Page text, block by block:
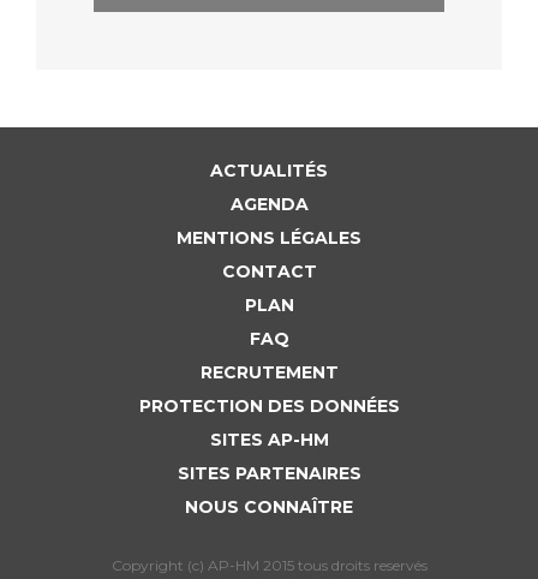
ACTUALITÉS
AGENDA
MENTIONS LÉGALES
CONTACT
PLAN
FAQ
RECRUTEMENT
PROTECTION DES DONNÉES
SITES AP-HM
SITES PARTENAIRES
NOUS CONNAÎTRE
Copyright (c) AP-HM 2015 tous droits reservés